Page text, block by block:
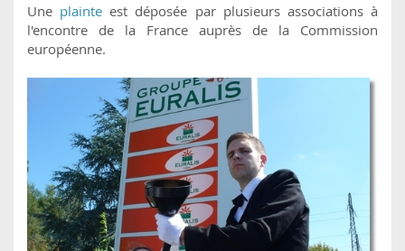
Une plainte est déposée par plusieurs associations à
l'encontre de la France auprès de la Commission
européenne.